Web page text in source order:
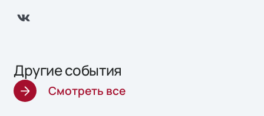
Другие события
Смотреть все